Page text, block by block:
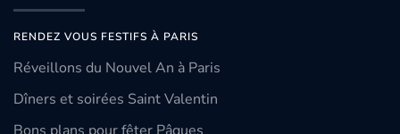
RENDEZ VOUS FESTIFS À PARIS
Réveillons du Nouvel An à Paris
Dîners et soirées Saint Valentin